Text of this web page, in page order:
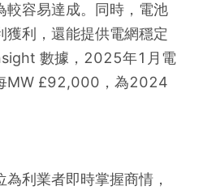
較容易達成。同時，電池
獲利，還能提供電網穩定
數據，2025年1月電
MW £92,000，為2024
利業者即時掌握商情，